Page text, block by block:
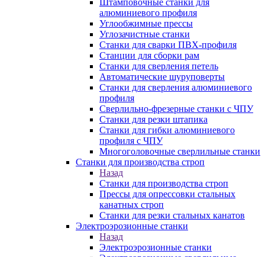
Штамповочные станки для
алюминиевого профиля
Углообжимные прессы
Углозачистные станки
Станки для сварки ПВХ-профиля
Станции для сборки рам
Станки для сверления петель
Автоматические шуруповерты
Станки для сверления алюминиевого
профиля
Сверлильно-фрезерные станки с ЧПУ
Станки для резки штапика
Станки для гибки алюминиевого
профиля с ЧПУ
Многоголовочные сверлильные станки
Станки для производства строп
Назад
Станки для производства строп
Прессы для опрессовки стальных
канатных строп
Станки для резки стальных канатов
Электроэрозионные станки
Назад
Электроэрозионные станки